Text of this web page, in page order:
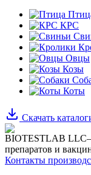
КРС
Овцы
Козы
Коты
Скачать
BIOTESTLAB LLC–
препаратов и
Контакты